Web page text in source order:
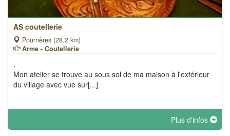
AS coutellerie
Pourrières (28.2 km)
Arme - Coutellerie
.
Mon atelier se trouve au sous sol de ma maison à l'extérieur
du village avec vue sur[...]
Plus d'infos